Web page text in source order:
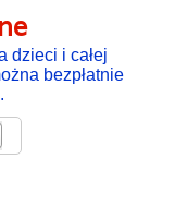
dzieci i całej
bezpłatnie